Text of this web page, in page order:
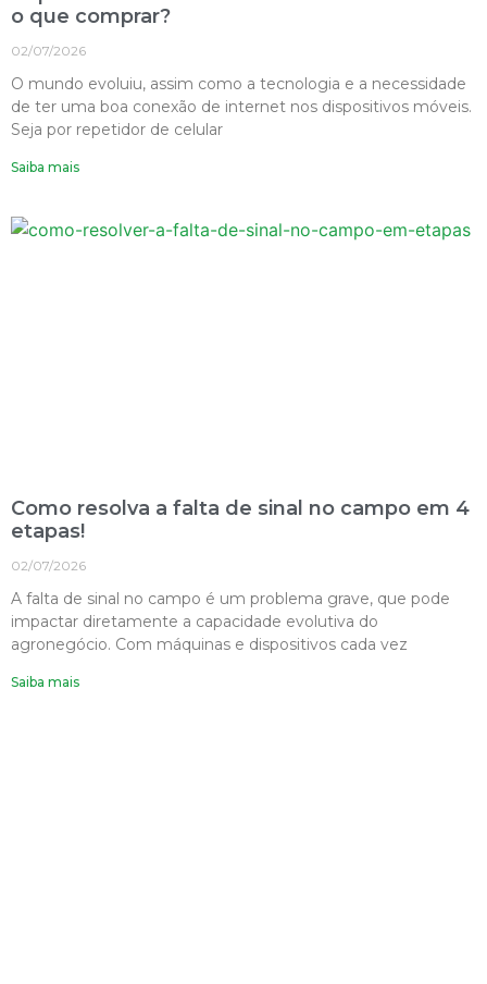
o que comprar?
02/07/2026
O mundo evoluiu, assim como a tecnologia e a necessidade
de ter uma boa conexão de internet nos dispositivos móveis.
Seja por repetidor de celular
Saiba mais
Como resolva a falta de sinal no campo em 4
etapas!
02/07/2026
A falta de sinal no campo é um problema grave, que pode
impactar diretamente a capacidade evolutiva do
agronegócio. Com máquinas e dispositivos cada vez
Saiba mais